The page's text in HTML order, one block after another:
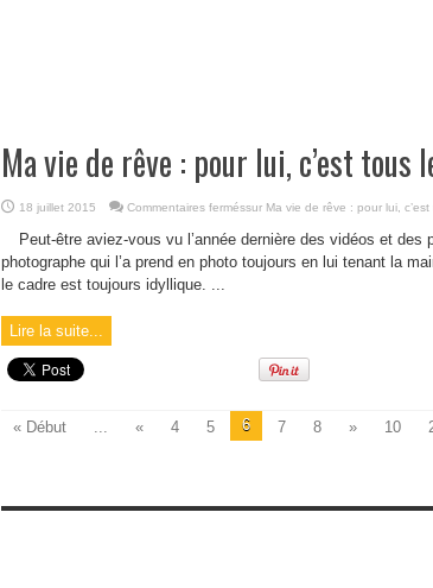
Ma vie de rêve : pour lui, c’est tous
18 juillet 2015 Commentaires ferméssur Ma vie de rêve : pour lui, c’est
Peut-être aviez-vous vu l’année dernière des vidéos et
photographe qui l’a prend en photo toujours en lui tenant la
le cadre est toujours idyllique. ...
Lire la suite...
« Début ... « 4 5 6 7 8 » 10